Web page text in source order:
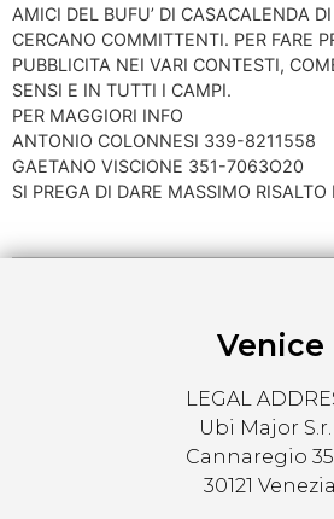
AMICI DEL BUFU’ DI CASACALENDA
CERCANO COMMITTENTI. PER FARE
PUBBLICITA NEI VARI CONTESTI,
SENSI E IN TUTTI I CAMPI.
PER MAGGIORI INFO
ANTONIO COLONNESI 339-8211558
GAETANO VISCIONE 351-7063O20
SI PREGA DI DARE MASSIMO
Venice
LEGAL
Ubi Major
Cannaregio
30121 Venezia